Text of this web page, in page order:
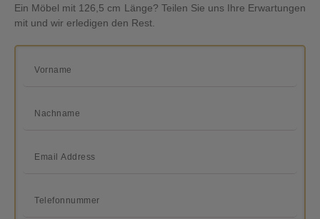
Ein Möbel mit 126,5 cm Länge? Teilen Sie uns Ihre Erwartungen
mit und wir erledigen den Rest.